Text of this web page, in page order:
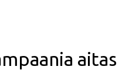
aitas